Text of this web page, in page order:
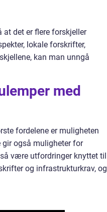
at det er flere forskjeller
lokale forskrifter,
kan man unngå
med
fordelene er muligheten
gir også muligheter for
være utfordringer knyttet til
og infrastrukturkrav, og